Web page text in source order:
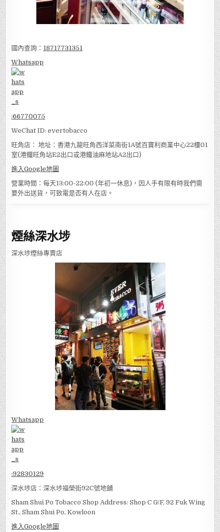
國內查詢： 18717731351
Whatsapp
:66770075
WeChat ID: evertobacco
旺角店： 地址：香港九龍旺角西洋菜南街1A號百寶利商業中心22樓01
室(港鐵旺角站E2出口或港鐵油麻地站A2出口)
進入Google地圖
營業時間：每天13:00-22:00 (年初一休息)，因人手有限有時我們需
要外出送貨，可致電是否有人在店。
煙絲深水埗
深水埗煙絲專賣店
Whatsapp
:92830129
深水埗店：深水埗福榮街92C號地舖
Sham Shui Po Tobacco Shop Address: Shop C G/F, 92 Fuk Wing
St., Sham Shui Po, Kowloon
進入Google地圖